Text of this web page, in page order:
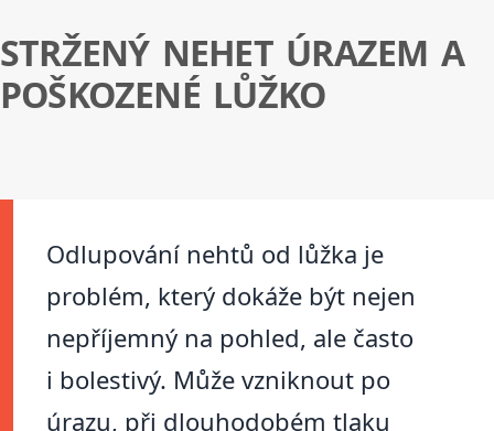
STRŽENÝ NEHET ÚRAZEM A
POŠKOZENÉ LŮŽKO
Odlupování nehtů od lůžka je
problém, který dokáže být nejen
nepříjemný na pohled, ale často
i bolestivý. Může vzniknout po
úrazu, při dlouhodobém tlaku